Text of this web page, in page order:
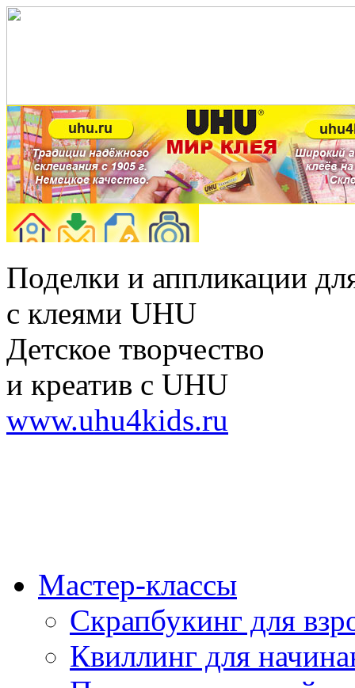
Поделки и аппликации
с клеями UHU
Детское творчество
и креатив с UHU
www.uhu4kids.ru
Мастер-классы
Скрапбукинг для
Квиллинг для